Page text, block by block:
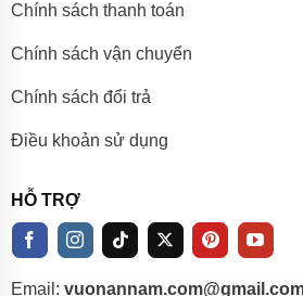
Chính sách thanh toán
Chính sách vận chuyển
Chính sách đổi trả
Điều khoản sử dụng
HỖ TRỢ
Email: